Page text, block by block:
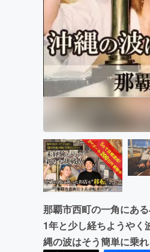
那覇市西町の一角にあ
1年と少し経ちようやく
縄の波はそう簡単に乗